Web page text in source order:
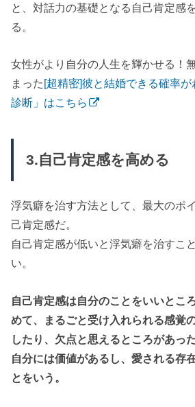
と、対話力の基礎となる自己肯定感
る。
女性がより自分の人生を輝かせる！
まった[超精密]彼と結婚できる確率
診断」はこちら
3.自己肯定感を高める
浮気癖を治す方法として、最大のポ
己肯定感だ。
自己肯定感が低いと浮気癖を治すこ
い。
自己肯定感は自分のことをいいとこ
めて、まるごと受け入れられる感覚
したり、欠点と思えるところがあっ
自分には価値があるし、愛される存
とをいう。